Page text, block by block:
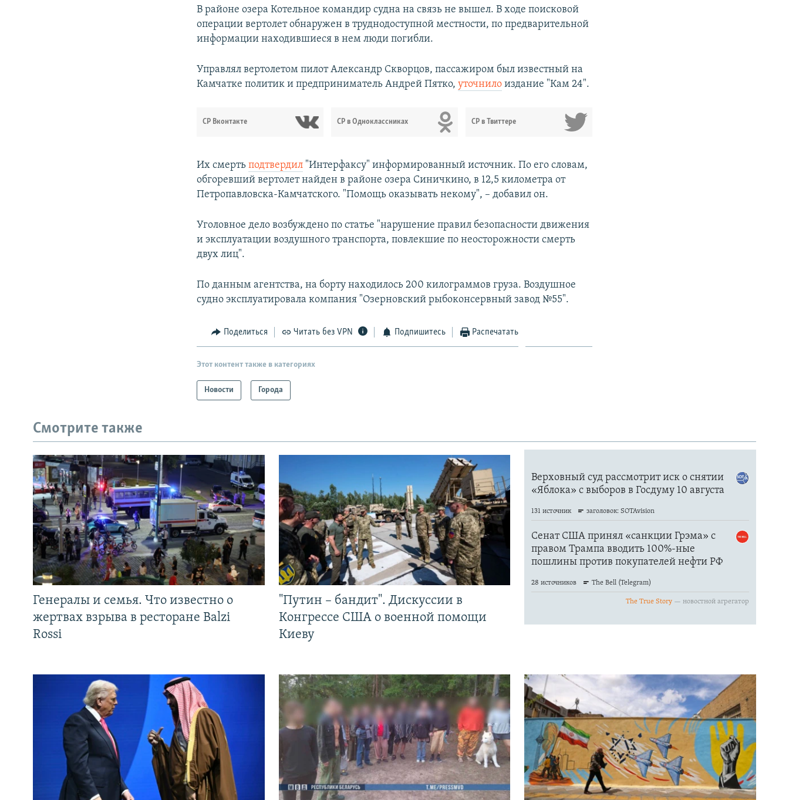
В районе озера Котельное командир судна на связь не вышел. В ходе поисковой
операции вертолет обнаружен в труднодоступной местности, по предварительной
информации находившиеся в нем люди погибли.
Управлял вертолетом пилот Александр Скворцов, пассажиром был известный на
Камчатке политик и предприниматель Андрей Пятко,уточнило издание "Кам 24".
СР Вконтакте СР в Одноклассниках СР в Твиттере
Их смертьподтвердил "Интерфаксу" информированный источник. По его словам,
обгоревший вертолет найден в районе озера Синичкино, в 12,5 километра от
Петропавловска-Камчатского. "Помощь оказывать некому", – добавил он.
Уголовное дело возбуждено по статье "нарушение правил безопасности движения
и эксплуатации воздушного транспорта, повлекшие по неосторожности смерть
двух лиц".
По данным агентства, на борту находилось 200 килограммов груза. Воздушное
судно эксплуатировала компания "Озерновский рыбоконсервный завод №55".
Поделиться Читать без VPN Подпишитесь Распечатать
Этот контент также в категориях
Новости Города
Смотрите также
Генералы и семья. Что известно о
жертвах взрыва в ресторане Balzi
Rossi
"Путин – бандит". Дискуссии в
Конгрессе США о военной помощи
Киеву